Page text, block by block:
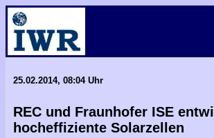
25.02.2014, 08:04 Uhr
REC und Fraunhofer ISE
hocheffiziente Solarzellen